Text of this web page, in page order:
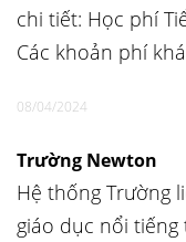
chi tiết: Học phí
Các khoản phí
08/04/2024
Trường Newton
Hệ thống Trường
giáo dục nổi